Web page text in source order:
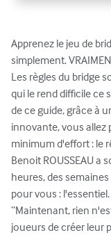
Apprenez le jeu de
simplement.
Les règles du bridge
qui le rend difficile ce
de ce guide, grâce à
innovante, vous allez
minimum d'effort : le
Benoit ROUSSEAU a
heures, des
pour vous : l'essentiel.
“Maintenant, rien
joueurs de créer leur